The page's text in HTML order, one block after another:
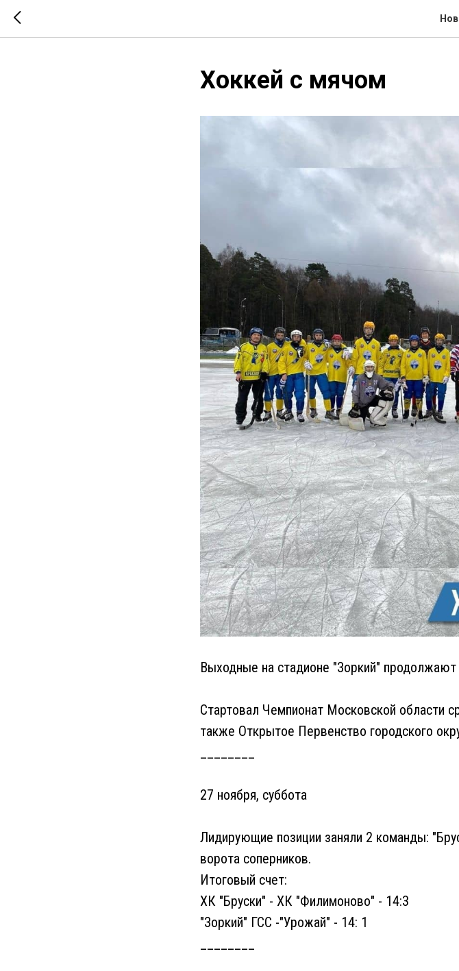
Хоккей с мячом
Выходные на стадионе "Зоркий"
Стартовал Чемпионат Московской области
также Открытое Первенство городского
27 ноября, суббота
Лидирующие позиции заняли 2 команды:
ворота соперников.
Итоговый счет:
ХК "Бруски" - ХК "Филимоново" - 14:3
"Зоркий" ГСС -"Урожай" - 14: 1